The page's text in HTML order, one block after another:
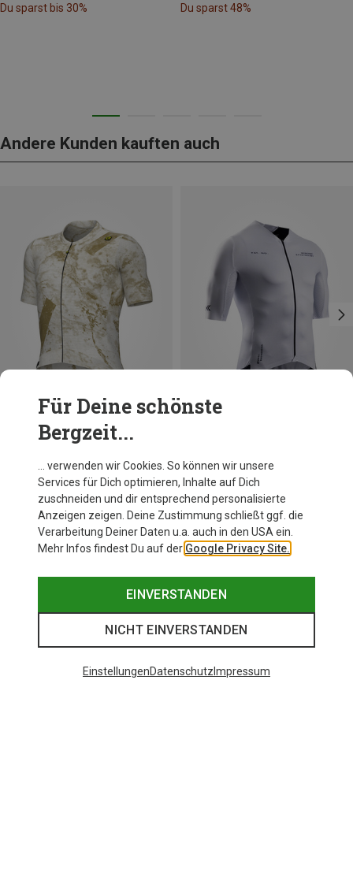
Du sparst bis 30% Du sparst 48%
Andere Kunden kauften auch
Du sparst 26%
Für Deine schönste
Bergzeit...
… verwenden wir Cookies. So können wir unsere
Services für Dich optimieren, Inhalte auf Dich
zuschneiden und dir entsprechend personalisierte
Anzeigen zeigen. Deine Zustimmung schließt ggf. die
Verarbeitung Deiner Daten u.a. auch in den USA ein.
Mehr Infos findest Du auf der Google Privacy Site.
EINVERSTANDEN
NICHT EINVERSTANDEN
EinstellungenDatenschutz Impressum